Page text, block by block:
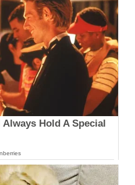
Hold A Special